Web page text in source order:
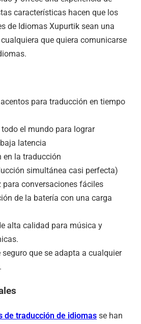
características hacen que los
de Idiomas Xupurtik sean una
que quiera comunicarse
para traducción en tiempo
el mundo para lograr
latencia
en la traducción
simultánea casi perfecta)
para conversaciones fáciles
de la batería con una carga
alta calidad para música y
seguro que se adapta a cualquier
de traducción de idiomas se han